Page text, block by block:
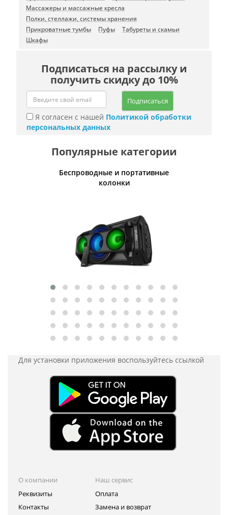
Массажеры и массажные кресла
Полки, стеллажи, системы хранения
Прикроватные тумбы
Пуфы
Табуреты и скамьи
Шкафы
Подписаться на рассылку и
получить скидку до 10%
Подписаться
Я согласен с нашей Политикой обработки
персональных данных
Популярные категории
Беспроводные и портативные
колонки
Для установки приложения воспользуйтесь ссылкой
О компании
Реквизиты
Контакты
Наш сервис
Оплата
Замена и возврат